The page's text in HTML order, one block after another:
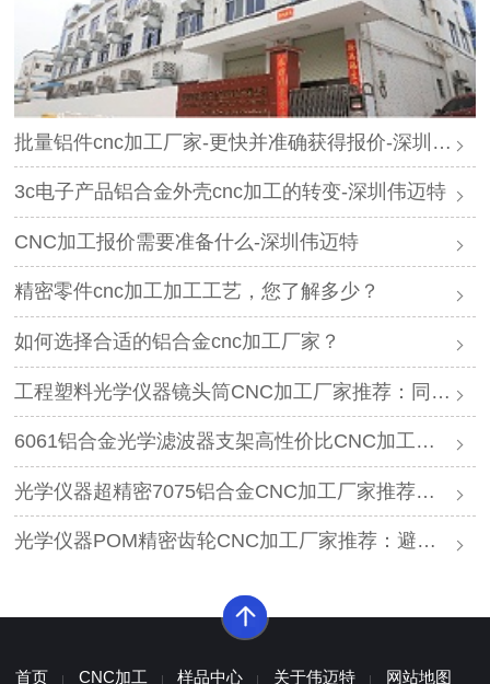
批量铝件cnc加工厂家-更快并准确获得报价-深圳伟迈特
3c电子产品铝合金外壳cnc加工的转变-深圳伟迈特
CNC加工报价需要准备什么-深圳伟迈特
精密零件cnc加工加工工艺，您了解多少？
如何选择合适的铝合金cnc加工厂家？
工程塑料光学仪器镜头筒CNC加工厂家推荐：同轴度0.01mm实测工艺
6061铝合金光学滤波器支架高性价比CNC加工厂家怎么选？同轴度0.01mm推荐
光学仪器超精密7075铝合金CNC加工厂家推荐，同轴度0.01mm
光学仪器POM精密齿轮CNC加工厂家推荐：避开3个品控陷阱的方法
首页 CNC加工 样品中心 关于伟迈特 网站地图